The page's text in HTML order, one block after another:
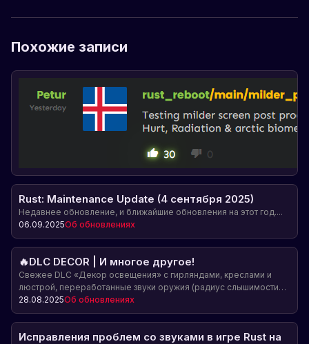
Похожие записи
Rust: Maintenance Update (4 сентября 2025)
Недавнее обновление, и ближайшие обновления на этот год....
06.09.2025Об обновлениях
🔥DLC DECOR | И многое другое!
Свежее DLC «Декор освещения» с гирляндами, креслами и
люстрой, переработанные звуки оружия (радиус слышимости
до 700 м), анонс глубоководной зоны в Naval Update,
исправления багов и улучшения геймплея.
28.08.2025Об обновлениях
Исправления проблем со звуками в игре Rust на